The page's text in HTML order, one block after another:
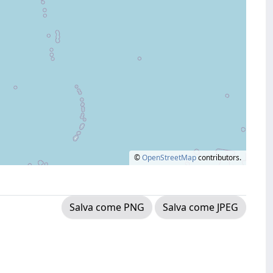
©OpenStreetMapcontributors.
Salva come PNG Salva come JPEG